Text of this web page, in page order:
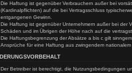
Die Haftung ist gegenüber Verbrauchern außer bei
(Kardinalpflichten) auf die bei Vertragsschluss
entgangenen Gewinn.
Die Haftung ist gegenüber Unternehmern außer bei der
Schäden und im Übrigen der Höhe nach auf die
Die Haftungsbegrenzung der Absätze a bis c gilt
Ansprüche für eine Haftung aus zwingendem
Der Betreiber ist berechtigt, die Nutzungsbedingungen